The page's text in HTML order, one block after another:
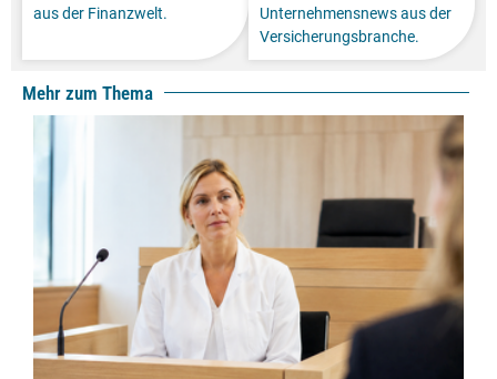
aus der Finanzwelt.
Unternehmensnews aus der
Versicherungsbranche.
Mehr zum Thema